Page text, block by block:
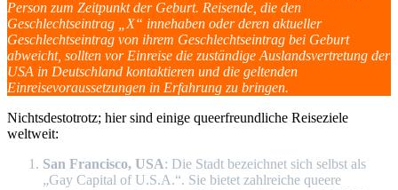
Person zum Zeitpunkt der Geburt. Reisende, die den
Geschlechtseintrag „X“ innehaben oder deren aktueller
Geschlechtseintrag von ihrem Geschlechtseintrag bei Geburt
abweicht, sollten vor Einreise die zuständige Auslandsvertretung der
USA in Deutschland kontaktieren und die geltenden
Einreisevoraussetzungen in Erfahrung zu bringen.
Nichtsdestotrotz; hier sind einige queerfreundliche Reiseziele
weltweit:
San Francisco, USA: Die Stadt bezeichnet sich selbst als
„Gay Capital of U.S.A.“. Sie bietet zahlreiche queere